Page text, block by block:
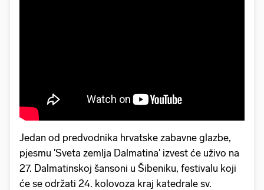
Jedan od predvodnika hrvatske zabavne glazbe,
pjesmu 'Sveta zemlja Dalmatina' izvest će uživo na
27. Dalmatinskoj šansoni u Šibeniku, festivalu koji
će se održati 24. kolovoza kraj katedrale sv.